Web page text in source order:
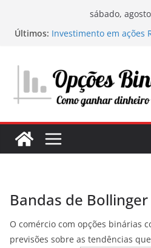
sábado,
Últimos: Investimento em ações
Minha experiência
dados: a infraestrutura
Onde e o que investir
pessoal para
seu potencial de
Bandas de Bollinger
O comércio com opções binárias
previsões sobre as tendências